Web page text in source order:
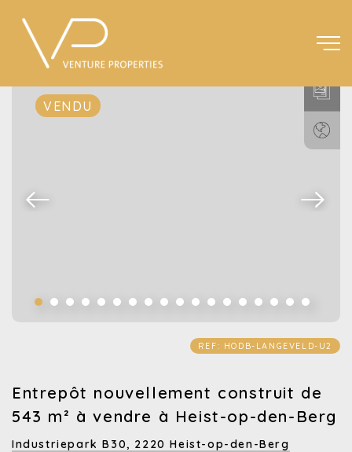
VENDU
REF: HODB-LANGEVELD-U2
Entrepôt nouvellement construit de
543 m² à vendre à Heist-op-den-Berg
Industriepark B30, 2220 Heist-op-den-Berg